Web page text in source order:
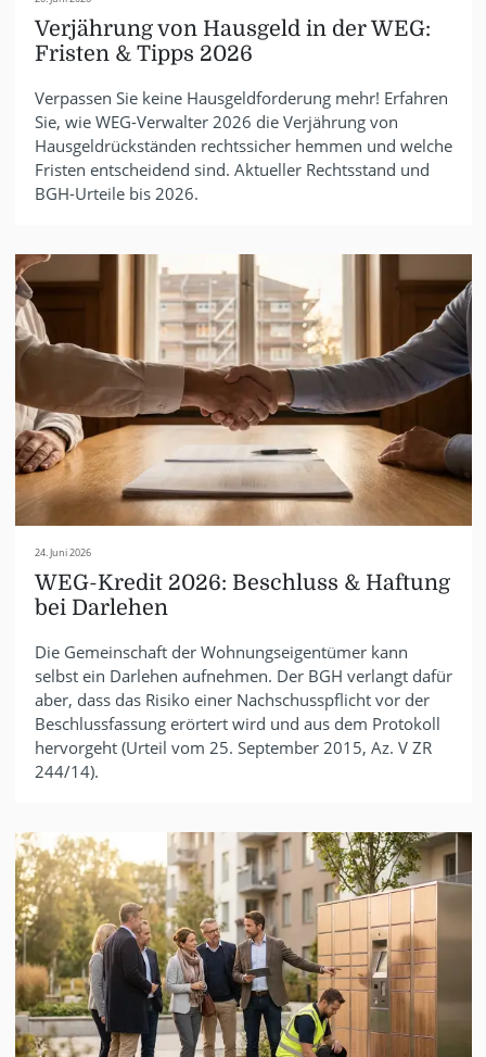
Verjährung von Hausgeld in der WEG:
Fristen & Tipps 2026
Verpassen Sie keine Hausgeldforderung mehr! Erfahren
Sie, wie WEG-Verwalter 2026 die Verjährung von
Hausgeldrückständen rechtssicher hemmen und welche
Fristen entscheidend sind. Aktueller Rechtsstand und
BGH-Urteile bis 2026.
24. Juni 2026
WEG-Kredit 2026: Beschluss & Haftung
bei Darlehen
Die Gemeinschaft der Wohnungseigentümer kann
selbst ein Darlehen aufnehmen. Der BGH verlangt dafür
aber, dass das Risiko einer Nachschusspflicht vor der
Beschlussfassung erörtert wird und aus dem Protokoll
hervorgeht (Urteil vom 25. September 2015, Az. V ZR
244/14).